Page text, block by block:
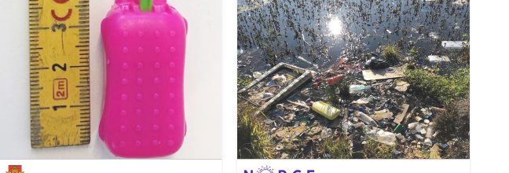
identifiseres.